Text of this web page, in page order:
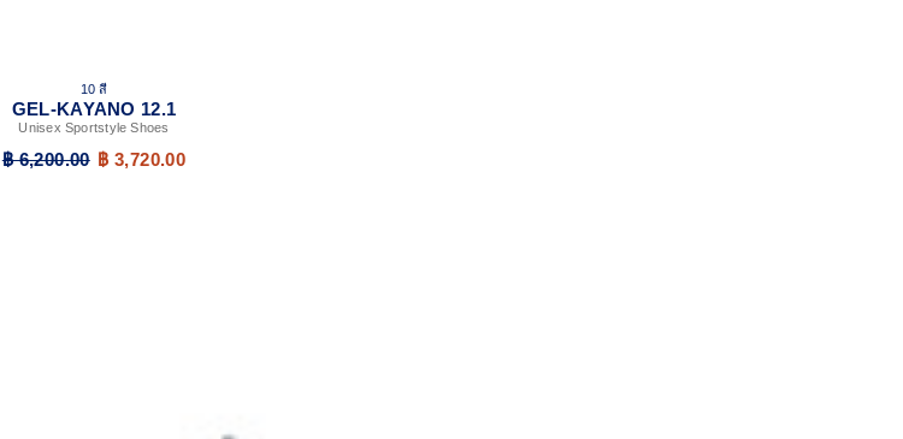
10 สี
GEL-KAYANO 12.1
Unisex Sportstyle Shoes
฿ 6,200.00 ฿ 3,720.00